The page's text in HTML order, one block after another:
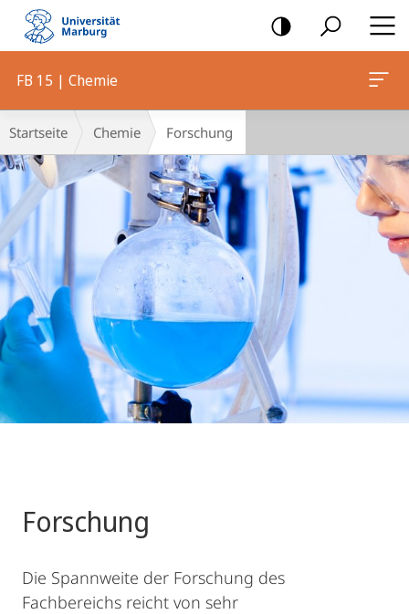
Mobile-
Navigation
FB 15 | Chemie
Hauptinhalt
Breadcrumb-
Navigation
Startseite Chemie Forschung
Forschung
Die Spannweite der Forschung des
Fachbereichs reicht von sehr